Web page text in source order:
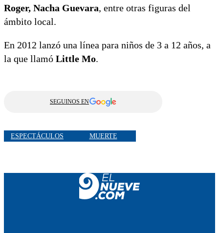
Roger, Nacha Guevara, entre otras figuras del
ámbito local.
En 2012 lanzó una línea para niños de 3 a 12 años, a
la que llamó Little Mo.
SEGUINOS EN
ESPECTÁCULOS MUERTE